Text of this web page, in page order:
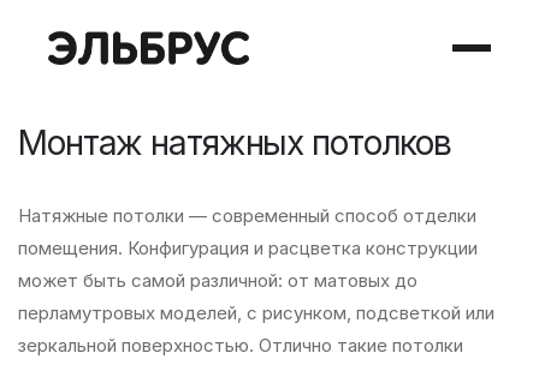
Монтаж натяжных потолков
Натяжные потолки — современный способ отделки
помещения. Конфигурация и расцветка конструкции
может быть самой различной: от матовых до
перламутровых моделей, с рисунком, подсветкой или
зеркальной поверхностью. Отлично такие потолки